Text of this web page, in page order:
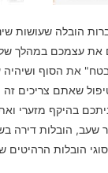
הובלה שעושות
את עצמכם במהלך
את הסוף
שאתם צריכים
בהיקף מזערי
שעב, הובלות דירה
הובלות הרהיטים